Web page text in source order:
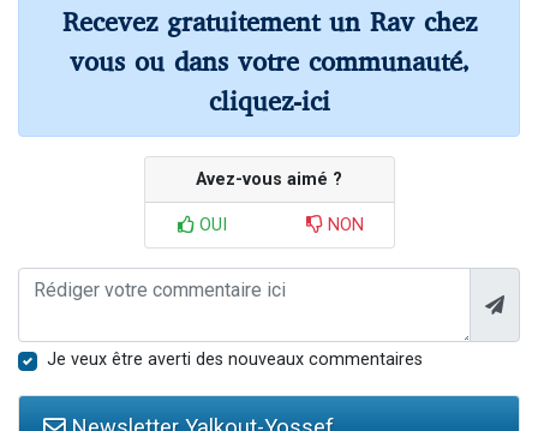
Recevez gratuitement un Rav chez
vous ou dans votre communauté,
cliquez-ici
Avez-vous aimé ?
OUI NON
Je veux être averti des nouveaux commentaires